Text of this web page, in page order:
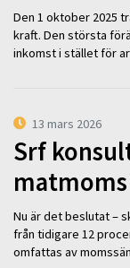
Den 1 oktober 2025
kraft. Den största
inkomst i stället för
13 mars 2026
Srf
Nu är det beslutat –
från tidigare 12
omfattas av